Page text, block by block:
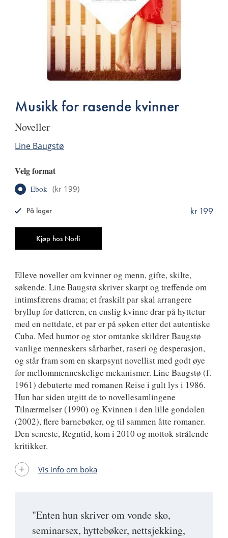
Musikk for rasende kvinner
noveller
Line Baugstø
Velg format
Ebok (kr 199)
Kjøp hos Norli
kr 199
På lager
"Enten hun skriver om vonde sko,
seminarsex, hyttebøker, nettsjekking,
Elleve noveller om kvinner og menn, gifte, skilte,
søkende. Line Baugstø skriver skarpt og treffende om
intimsfærens drama; et fraskilt par skal arrangere
bryllup for datteren, en enslig kvinne drar på hyttetur
med en nettdate, et par er på søken etter det autentiske
Cuba. Med humor og stor omtanke skildrer Baugstø
vanlige menneskers sårbarhet, raseri og desperasjon,
og står fram som en skarpsynt novellist med godt øye
for mellommenneskelige mekanismer. Line Baugstø (f.
1961) debuterte med romanen Reise i gult lys i 1986.
Hun har siden utgitt de to novellesamlingene
Tilnærmelser (1990) og Kvinnen i den lille gondolen
(2002), flere barnebøker, og til sammen åtte romaner.
Den seneste, Regntid, kom i 2010 og mottok strålende
kritikker.
Vis info om boka